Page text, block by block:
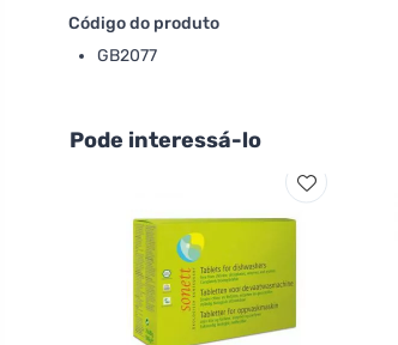
Código do produto
GB2077
Pode interessá-lo